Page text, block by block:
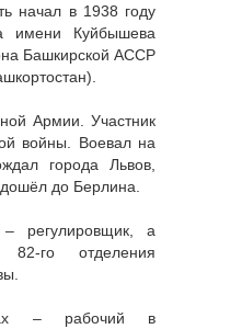
начал в 1938 году
имени Куйбышева
Башкирской АССР
Армии. Участник
войны. Воевал на
города Львов,
до Берлина.
регулировщик, а
82-го отделения
– рабочий в